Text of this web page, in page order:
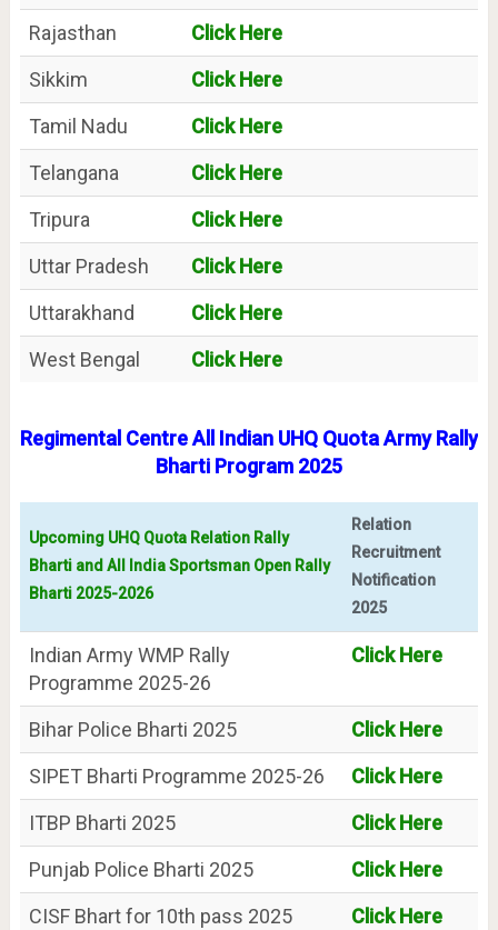
Rajasthan
Click Here
Sikkim
Click Here
Tamil Nadu
Click Here
Telangana
Click Here
Tripura
Click Here
Uttar Pradesh
Click Here
Uttarakhand
Click Here
West Bengal
Click Here
Regimental Centre All Indian UHQ Quota Army Rally
Bharti Program 2025
Upcoming UHQ Quota Relation Rally
Bharti and All India Sportsman Open Rally
Bharti 2025-2026
Relation
Recruitment
Notification
2025
Indian Army WMP Rally
Programme 2025-26
Click Here
Bihar Police Bharti 2025
Click Here
SIPET Bharti Programme 2025-26
Click Here
ITBP Bharti 2025
Click Here
Punjab Police Bharti 2025
Click Here
CISF Bhart for 10th pass 2025
Click Here